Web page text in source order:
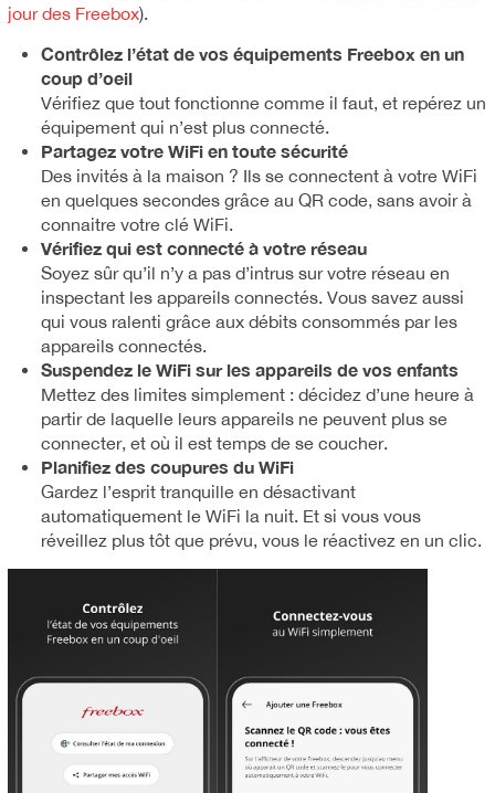
jour des Freebox).
Contrôlez l’état de vos équipements Freebox en un
coup d’oeil
Vérifiez que tout fonctionne comme il faut, et repérez un
équipement qui n’est plus connecté.
Partagez votre WiFi en toute sécurité
Des invités à la maison ? Ils se connectent à votre WiFi
en quelques secondes grâce au QR code, sans avoir à
connaitre votre clé WiFi.
Vérifiez qui est connecté à votre réseau
Soyez sûr qu’il n’y a pas d’intrus sur votre réseau en
inspectant les appareils connectés. Vous savez aussi
qui vous ralenti grâce aux débits consommés par les
appareils connectés.
Suspendez le WiFi sur les appareils de vos enfants
Mettez des limites simplement : décidez d’une heure à
partir de laquelle leurs appareils ne peuvent plus se
connecter, et où il est temps de se coucher.
Planifiez des coupures du WiFi
Gardez l’esprit tranquille en désactivant
automatiquement le WiFi la nuit. Et si vous vous
réveillez plus tôt que prévu, vous le réactivez en un clic.